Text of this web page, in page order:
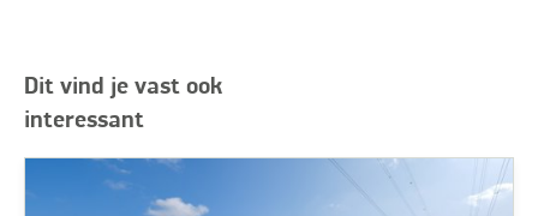
Dit vind je vast ook
interessant